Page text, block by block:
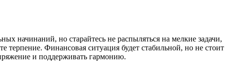
начинаний, но старайтесь не распыляться на мелкие задачи,
Финансовая ситуация будет стабильной, но не стоит
и поддерживать гармонию.